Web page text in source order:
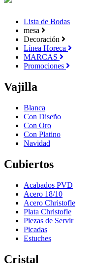
Lista de Bodas
mesa
Decoración
Línea Horeca
MARCAS
Promociones
Vajilla
Blanca
Con Diseño
Con Oro
Con Platino
Navidad
Cubiertos
Acabados PVD
Acero 18/10
Acero Christofle
Plata Christofle
Piezas de Servir
Picadas
Estuches
Cristal